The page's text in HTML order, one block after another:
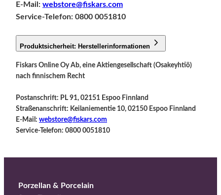
E-Mail: webstore@fiskars.com
Service-Telefon: 0800 0051810
Produktsicherheit: Herstellerinformationen
Fiskars Online Oy Ab, eine Aktiengesellschaft (Osakeyhtiö)
nach finnischem Recht
Postanschrift: PL 91, 02151 Espoo Finnland
Straßenanschrift: Keilaniementie 10, 02150 Espoo Finnland
E-Mail: webstore@fiskars.com
Service-Telefon: 0800 0051810
Porzellan & Porcelain